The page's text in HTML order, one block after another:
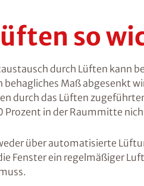
so
durch Lüften kann
Maß abgesenkt
durch das Lüften
Prozent in der Raummitte
über automatisierte
Fenster ein regelmäßiger